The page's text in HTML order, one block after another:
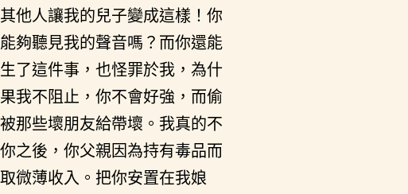
他人讓我的兒子變成這樣！你
夠聽見我的聲音嗎？而你還能
了這件事，也怪罪於我，為什
我不阻止，你不會好強，而偷
那些壞朋友給帶壞。我真的不
之後，你父親因為持有毒品而
微薄收入。把你安置在我娘